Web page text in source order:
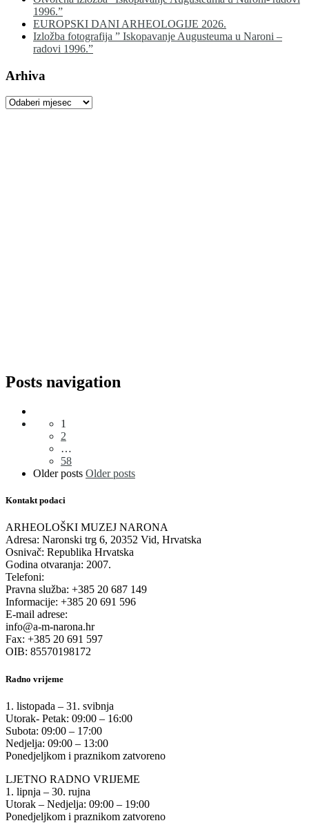
1996.”
EUROPSKI DANI ARHEOLOGIJE 2026.
Izložba fotografija ” Iskopavanje Augusteuma u Naroni –
radovi 1996.”
Arhiva
Arhiva
Posts navigation
1
2
…
58
Older posts Older posts
Kontakt podaci
ARHEOLOŠKI MUZEJ NARONA
Adresa: Naronski trg 6, 20352 Vid, Hrvatska
Osnivač: Republika Hrvatska
Godina otvaranja: 2007.
Telefoni:
Pravna služba: +385 20 687 149
Informacije: +385 20 691 596
E-mail adrese:
info@a-m-narona.hr
Fax: +385 20 691 597
OIB: 85570198172
Radno vrijeme
1. listopada – 31. svibnja
Utorak- Petak: 09:00 – 16:00
Subota: 09:00 – 17:00
Nedjelja: 09:00 – 13:00
Ponedjeljkom i praznikom zatvoreno
LJETNO RADNO VRIJEME
1. lipnja – 30. rujna
Utorak – Nedjelja: 09:00 – 19:00
Ponedjeljkom i praznikom zatvoreno